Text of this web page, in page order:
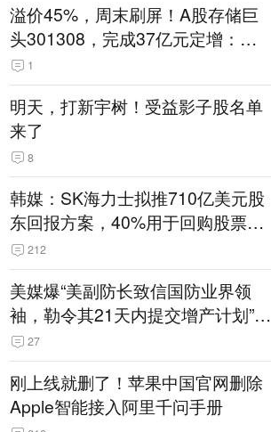
溢价45%，周末刷屏！A股存储巨
头301308，完成37亿元定增：现
价386.6元，定增价560元
1
明天，打新宇树！受益影子股名单
来了
8
韩媒：SK海力士拟推710亿美元股
东回报方案，40%用于回购股票，
相当于美股发行规模
212
美媒爆“美副防长致信国防业界领
袖，勒令其21天内提交增产计划”，
五角大楼回应
27
刚上线就删了！苹果中国官网删除
Apple智能接入阿里千问手册